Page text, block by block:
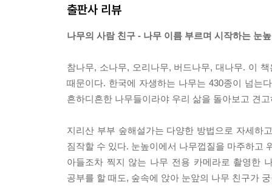
다. 잎이 져도 나무는 여전히 제자리에 있고, 우리
---p.35
광복을 맞이하고 한국전쟁을 지나면서도 농경사
닥에는 유기물층이 유지되고 환경이 풍성해지자
---p.131
왜 버드나무를 묘월, 음력 2월의 나무로 여겼을까
출판사 리뷰
나무의 사람 친구 - 나무 이름 부르며 시작하는 눈
참나무, 소나무, 오리나무, 버드나무, 대나무. 이
때문이다. 한국에 자생하는 나무는 430종이 넘는
흔하디흔한 나무들이라야 우리 삶을 돌아보고 견
지리산 부부 숲해설가는 다양한 방법으로 자세하
짐작할 수 있다. 눈높이에서 나무껍질을 마주하고
아들조차 찍지 않는 나무 전용 카메라로 촬영한
공부를 할 때도, 숲속에 앉아 눈앞의 나무 친구가